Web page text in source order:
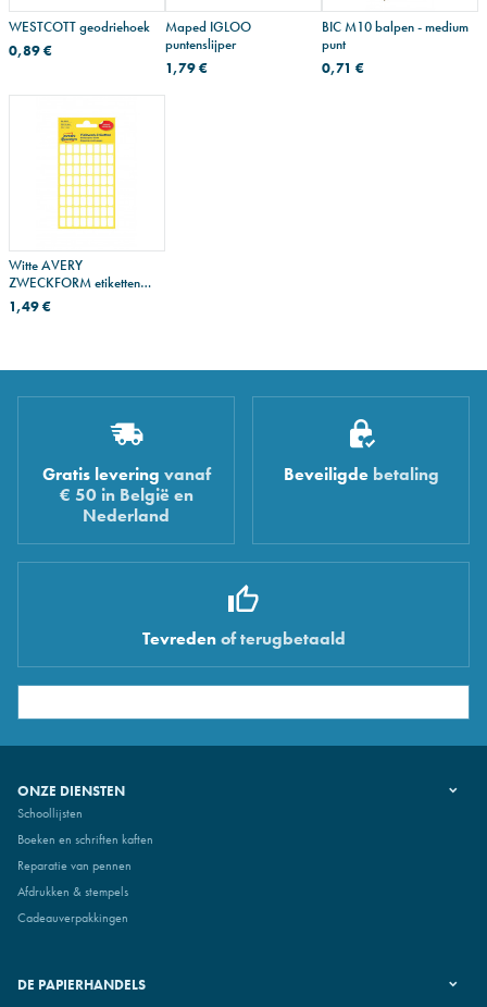
WESTCOTT geodriehoek
0,89 €
Maped IGLOO
puntenslijper
1,79 €
BIC M10 balpen - medium
punt
0,71 €
Witte AVERY
ZWECKFORM etiketten
voor handgeschreven
inscriptie
1,49 €
Gratis levering vanaf
€ 50 in België en
Nederland
Beveiligdebetaling
Tevredenof terugbetaald
ONZE DIENSTEN
Schoollijsten
Boeken en schriften kaften
Reparatie van pennen
Afdrukken & stempels
Cadeauverpakkingen
DE PAPIERHANDELS